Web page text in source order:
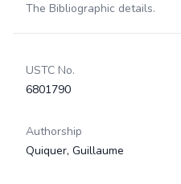
The Bibliographic details.
USTC No.
6801790
Authorship
Quiquer, Guillaume